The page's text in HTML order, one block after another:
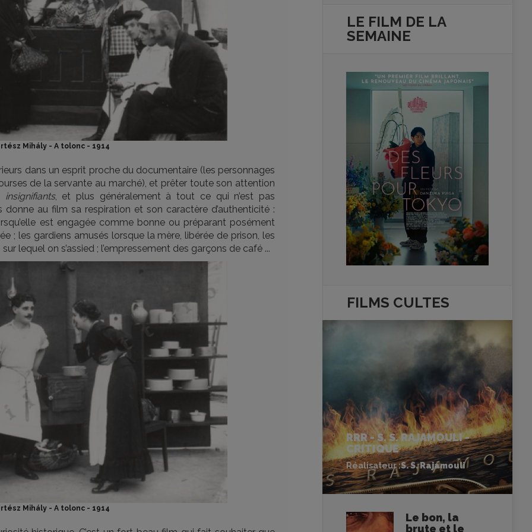
Mihály - A tolonc - 1914
dans un esprit proche du documentaire (les personnages
de la servante au marché), et prêter toute son attention
insignifiants, et plus généralement à tout ce qui n’est pas
au film sa respiration et son caractère d’authenticité :
est engagée comme bonne ou préparant posément
; les gardiens amusés lorsque la mère, libérée de prison, les
lequel on s’assied ; l’empressement des garçons de café ...
Mihály - A tolonc - 1914
LE FILM DE LA
SEMAINE
FILMS CULTES
RRR - S. S. RAJAMOULI -
CRITIQUE
Réalisateur :S. S. Rajamouli
Le bon, la
brute et le